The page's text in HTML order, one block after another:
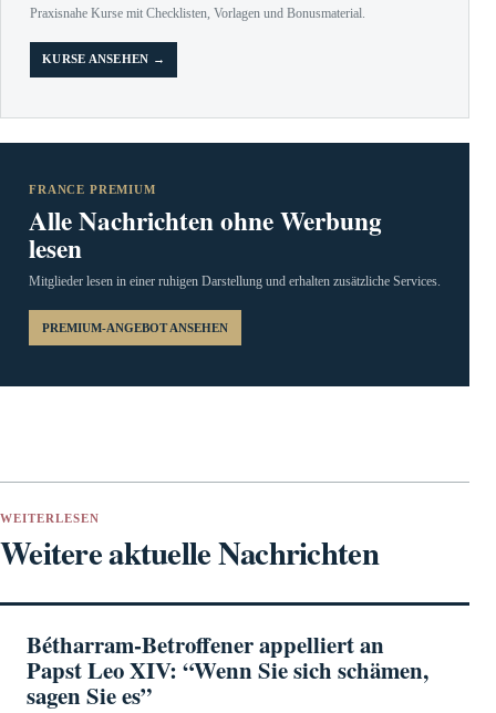
Praxisnahe Kurse mit Checklisten, Vorlagen und Bonusmaterial.
KURSE ANSEHEN →
FRANCE PREMIUM
Alle Nachrichten ohne Werbung
lesen
Mitglieder lesen in einer ruhigen Darstellung und erhalten zusätzliche Services.
PREMIUM-ANGEBOT ANSEHEN
WEITERLESEN
Weitere aktuelle Nachrichten
Bétharram-Betroffener appelliert an
Papst Leo XIV: “Wenn Sie sich schämen,
sagen Sie es”